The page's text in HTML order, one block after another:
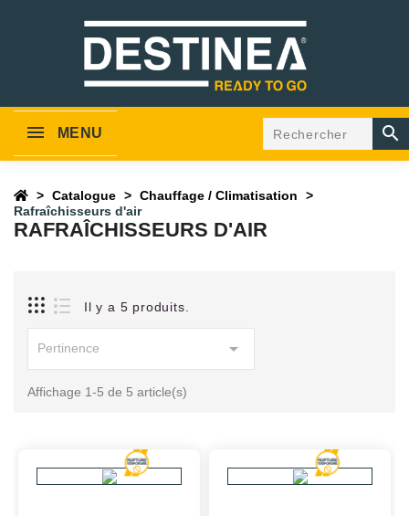
MENU 
Catalogue
Chauffage / Climatisation
Rafraîchisseurs d'air
RAFRAÎCHISSEURS D'AIR
Il y a 5 produits.
Pertinence 
Affichage 1-5 de 5 article(s)